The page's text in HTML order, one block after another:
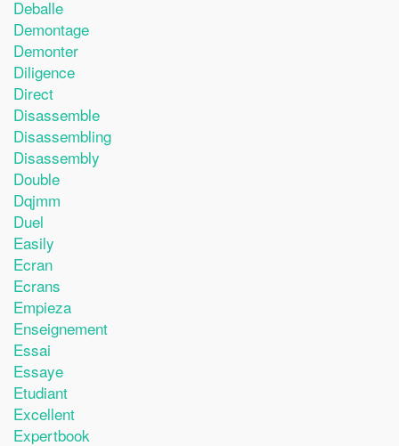
Deballe
Demontage
Demonter
Diligence
Direct
Disassemble
Disassembling
Disassembly
Double
Dqjmm
Duel
Easily
Ecran
Ecrans
Empieza
Enseignement
Essai
Essaye
Etudiant
Excellent
Expertbook